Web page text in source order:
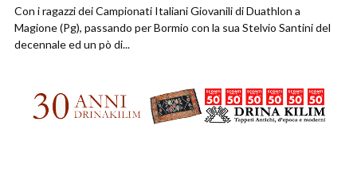
Con i ragazzi dei Campionati Italiani Giovanili di Duathlon a
Magione (Pg), passando per Bormio con la sua Stelvio Santini del
decennale ed un pò di...